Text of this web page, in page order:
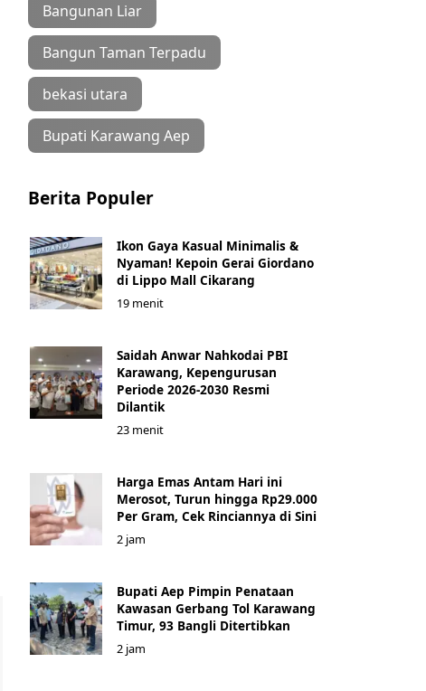
Bangunan Liar
Bangun Taman Terpadu
bekasi utara
Bupati Karawang Aep
Berita Populer
Ikon Gaya Kasual Minimalis &
Nyaman! Kepoin Gerai Giordano
di Lippo Mall Cikarang
19 menit
Saidah Anwar Nahkodai PBI
Karawang, Kepengurusan
Periode 2026-2030 Resmi
Dilantik
23 menit
Harga Emas Antam Hari ini
Merosot, Turun hingga Rp29.000
Per Gram, Cek Rinciannya di Sini
2 jam
Bupati Aep Pimpin Penataan
Kawasan Gerbang Tol Karawang
Timur, 93 Bangli Ditertibkan
2 jam